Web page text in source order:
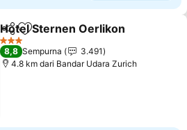
BagikanTambahkan ke favorit
Hotel Sternen Oerlikon
3 Bintang
8,8 Sempurna
3.491
4.8 km dari Bandar Udara Zurich